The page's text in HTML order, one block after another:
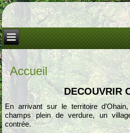
Accueil
DECOUVRIR
En arrivant sur le territoire
champs plein de verdure, un
contrée.